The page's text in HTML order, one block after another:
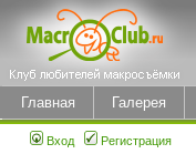
Главная Галерея
Вход Регистрация